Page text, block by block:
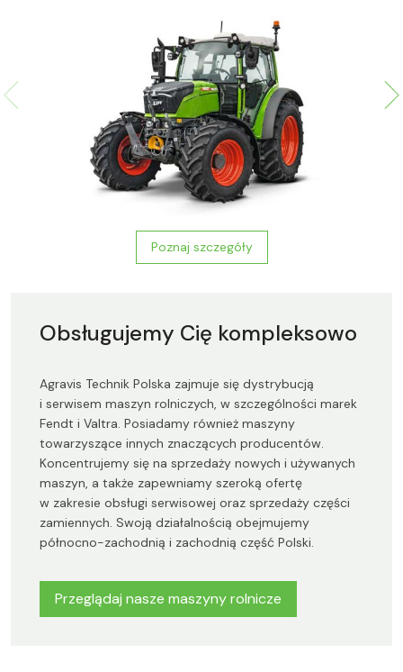
Poznaj szczegóły
Obsługujemy Cię kompleksowo
Agravis Technik Polska zajmuje się dystrybucją
i serwisem maszyn rolniczych, w szczególności marek
Fendt i Valtra. Posiadamy również maszyny
towarzyszące innych znaczących producentów.
Koncentrujemy się na sprzedaży nowych i używanych
maszyn, a także zapewniamy szeroką ofertę
w zakresie obsługi serwisowej oraz sprzedaży części
zamiennych. Swoją działalnością obejmujemy
północno-zachodnią i zachodnią część Polski.
Przeglądaj nasze maszyny rolnicze